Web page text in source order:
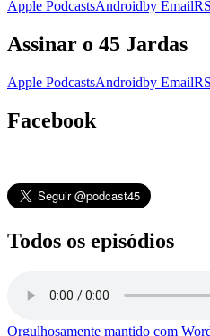
Apple PodcastsAndroidby Email
Assinar o 45 Jardas
Apple PodcastsAndroidby Email
Facebook
Todos os episódios
Orgulhosamente mantido com